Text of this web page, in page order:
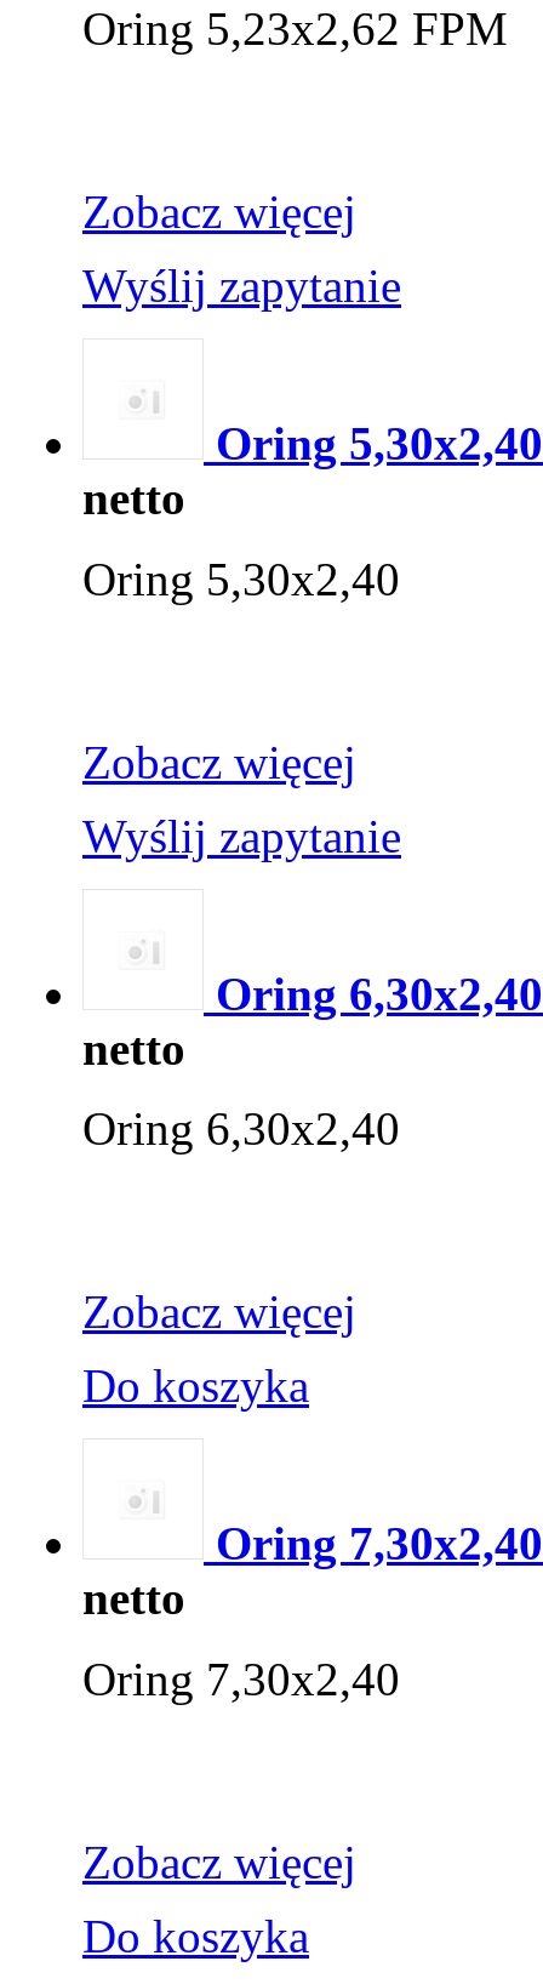
Oring 5,23x2,62 FPM
Zobacz więcej
Wyślij zapytanie
Oring 5,30x2,40
netto
Oring 5,30x2,40
Zobacz więcej
Wyślij zapytanie
Oring 6,30x2,40
netto
Oring 6,30x2,40
Zobacz więcej
Do koszyka
Oring 7,30x2,40
netto
Oring 7,30x2,40
Zobacz więcej
Do koszyka